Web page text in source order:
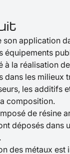
son application
équipements
à la réalisation de
dans les milieux
les additifs
composition.
de résine
déposés dans
des métaux est